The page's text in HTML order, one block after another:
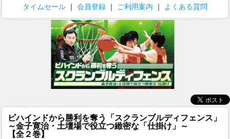
タイムセール ｜ 会員登録 ｜ ご利用案内 ｜ よくある質問
ビハインドから勝利を奪う「スクランブルディフェンス」
～金子寛治・土壇場で役立つ緻密な「仕掛け」～
【全２巻】